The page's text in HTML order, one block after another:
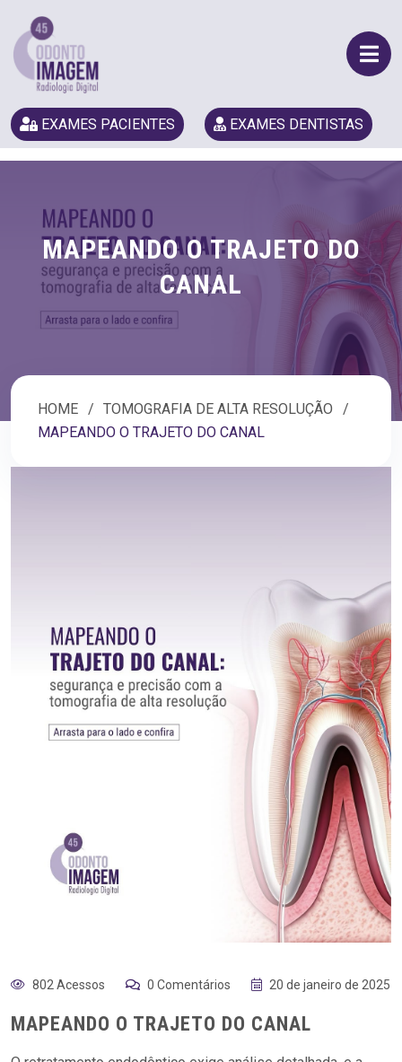
EXAMES PACIENTES EXAMES DENTISTAS
MAPEANDO O TRAJETO DO
CANAL
HOME
TOMOGRAFIA DE ALTA RESOLUÇÃO
MAPEANDO O TRAJETO DO CANAL
802 Acessos 0 Comentários 20 de janeiro de 2025
MAPEANDO O TRAJETO DO CANAL